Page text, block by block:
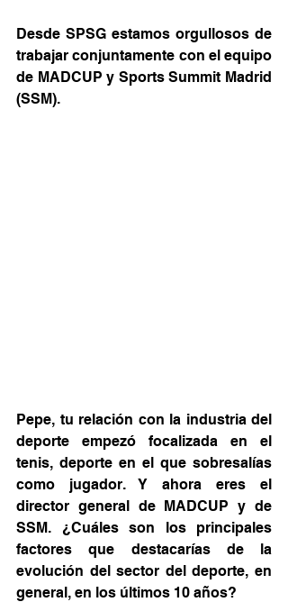
Desde SPSG estamos orgullosos de
trabajar conjuntamente con el equipo
de MADCUP y Sports Summit Madrid
(SSM).
Pepe, tu relación con la industria del
deporte empezó focalizada en el
tenis, deporte en el que sobresalías
como jugador. Y ahora eres el
director general de MADCUP y de
SSM. ¿Cuáles son los principales
factores que destacarías de la
evolución del sector del deporte, en
general, en los últimos 10 años?